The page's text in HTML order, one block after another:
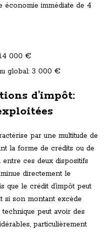
économie immédiate de 4
000 €
global: 3 000 €
d’impôt:
par une multitude de
la forme de crédits ou de
entre ces deux dispositifs
directement le
que le crédit d’impôt peut
si son montant excède
technique peut avoir des
particulièrement